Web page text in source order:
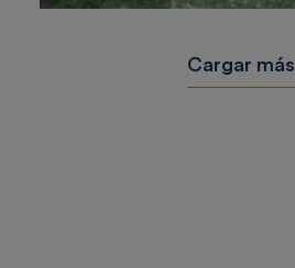
Cargar más